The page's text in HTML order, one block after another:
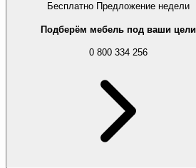
Бесплатно Предложение недели
Подберём мебель под ваши цели
0 800 334 256